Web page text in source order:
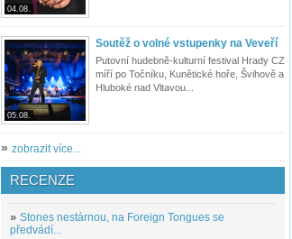
04.08.
05.08.
Soutěž o volné vstupenky na Veveří
Putovní hudebně-kulturní festival Hrady CZ
míří po Točníku, Kunětické hoře, Švihově a
Hluboké nad Vltavou...
» zobrazit více...
RECENZE
» Stones nestárnou, na Foreign Tongues se
předvádí...